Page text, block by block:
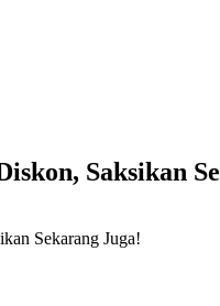
Saksikan
Sekarang Juga!